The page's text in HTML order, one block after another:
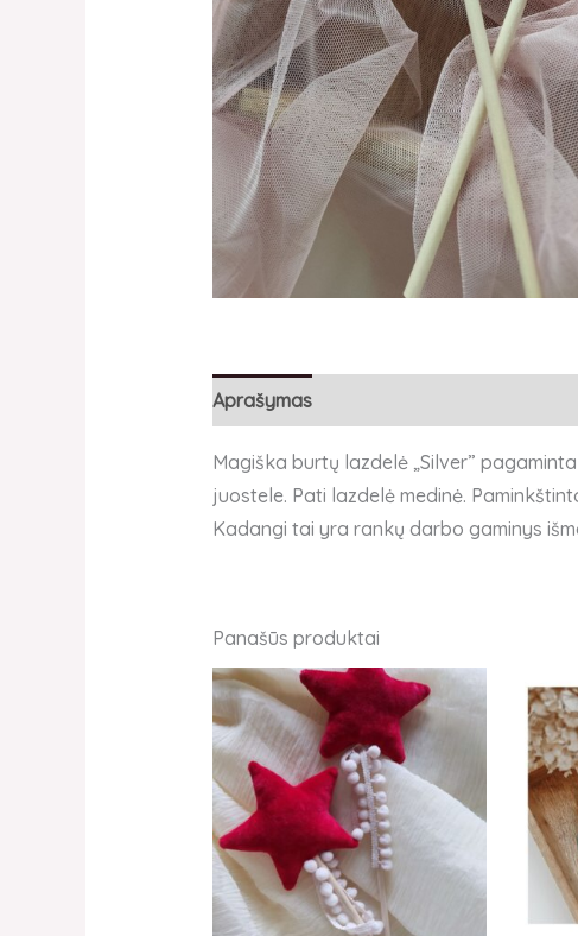
Aprašymas
Magiška burtų lazdelė „Silver”
juostele. Pati lazdelė medinė.
Kadangi tai yra rankų darbo gaminys
Panašūs produktai